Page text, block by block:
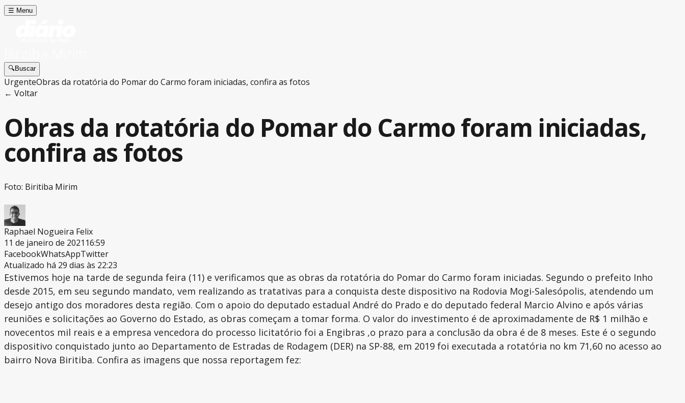
☰ Menu
🔍Buscar
UrgenteObras da rotatória do Pomar do Carmo foram iniciadas, confira as fotos
← Voltar
Obras da rotatória do Pomar do Carmo foram iniciadas,
confira as fotos
Foto: Biritiba Mirim
Raphael Nogueira Felix
11 de janeiro de 2021 16:59
FacebookWhatsAppTwitter
Atualizado há 29 dias às 22:23
Estivemos hoje na tarde de segunda feira (11) e verificamos que as obras da rotatória do Pomar do Carmo foram iniciadas. Segundo o prefeito Inho
desde 2015, em seu segundo mandato, vem realizando as tratativas para a conquista deste dispositivo na Rodovia Mogi-Salesópolis, atendendo um
desejo antigo dos moradores desta região. Com o apoio do deputado estadual André do Prado e do deputado federal Marcio Alvino e após várias
reuniões e solicitações ao Governo do Estado, as obras começam a tomar forma. O valor do investimento é de aproximadamente de R$ 1 milhão e
novecentos mil reais e a empresa vencedora do processo licitatório foi a Engibras ,o prazo para a conclusão da obra é de 8 meses. Este é o segundo
dispositivo conquistado junto ao Departamento de Estradas de Rodagem (DER) na SP-88, em 2019 foi executada a rotatória no km 71,60 no acesso ao
bairro Nova Biritiba. Confira as imagens que nossa reportagem fez: